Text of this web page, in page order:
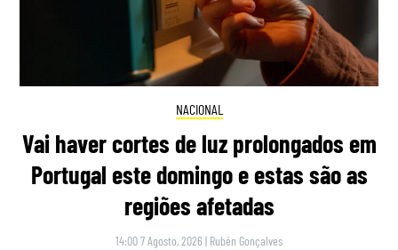
NACIONAL
Vai haver cortes de luz prolongados em
Portugal este domingo e estas são as
regiões afetadas
14:00 7 Agosto, 2026 | Rubén Gonçalves